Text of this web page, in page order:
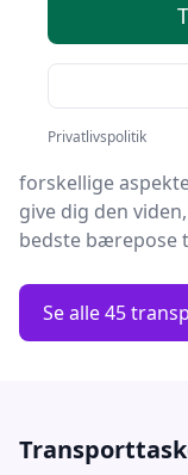
Transporttasker
menneskers
arbejde, rejse
Denne
forskellige
give dig den
bedste bærepose
Se alle 45
Privatlivspolitik